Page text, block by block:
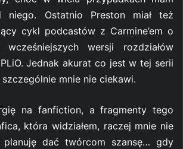
niego. Ostatnio Preston miał też
cykl podcastów z Carmine’em o
wersji rozdziałów
Jednak akurat co jest w tej serii
mnie nie ciekawi.
na fanfiction, a fragmenty tego
która widziałem, raczej mnie nie
planuję dać twórcom szansę… gdy